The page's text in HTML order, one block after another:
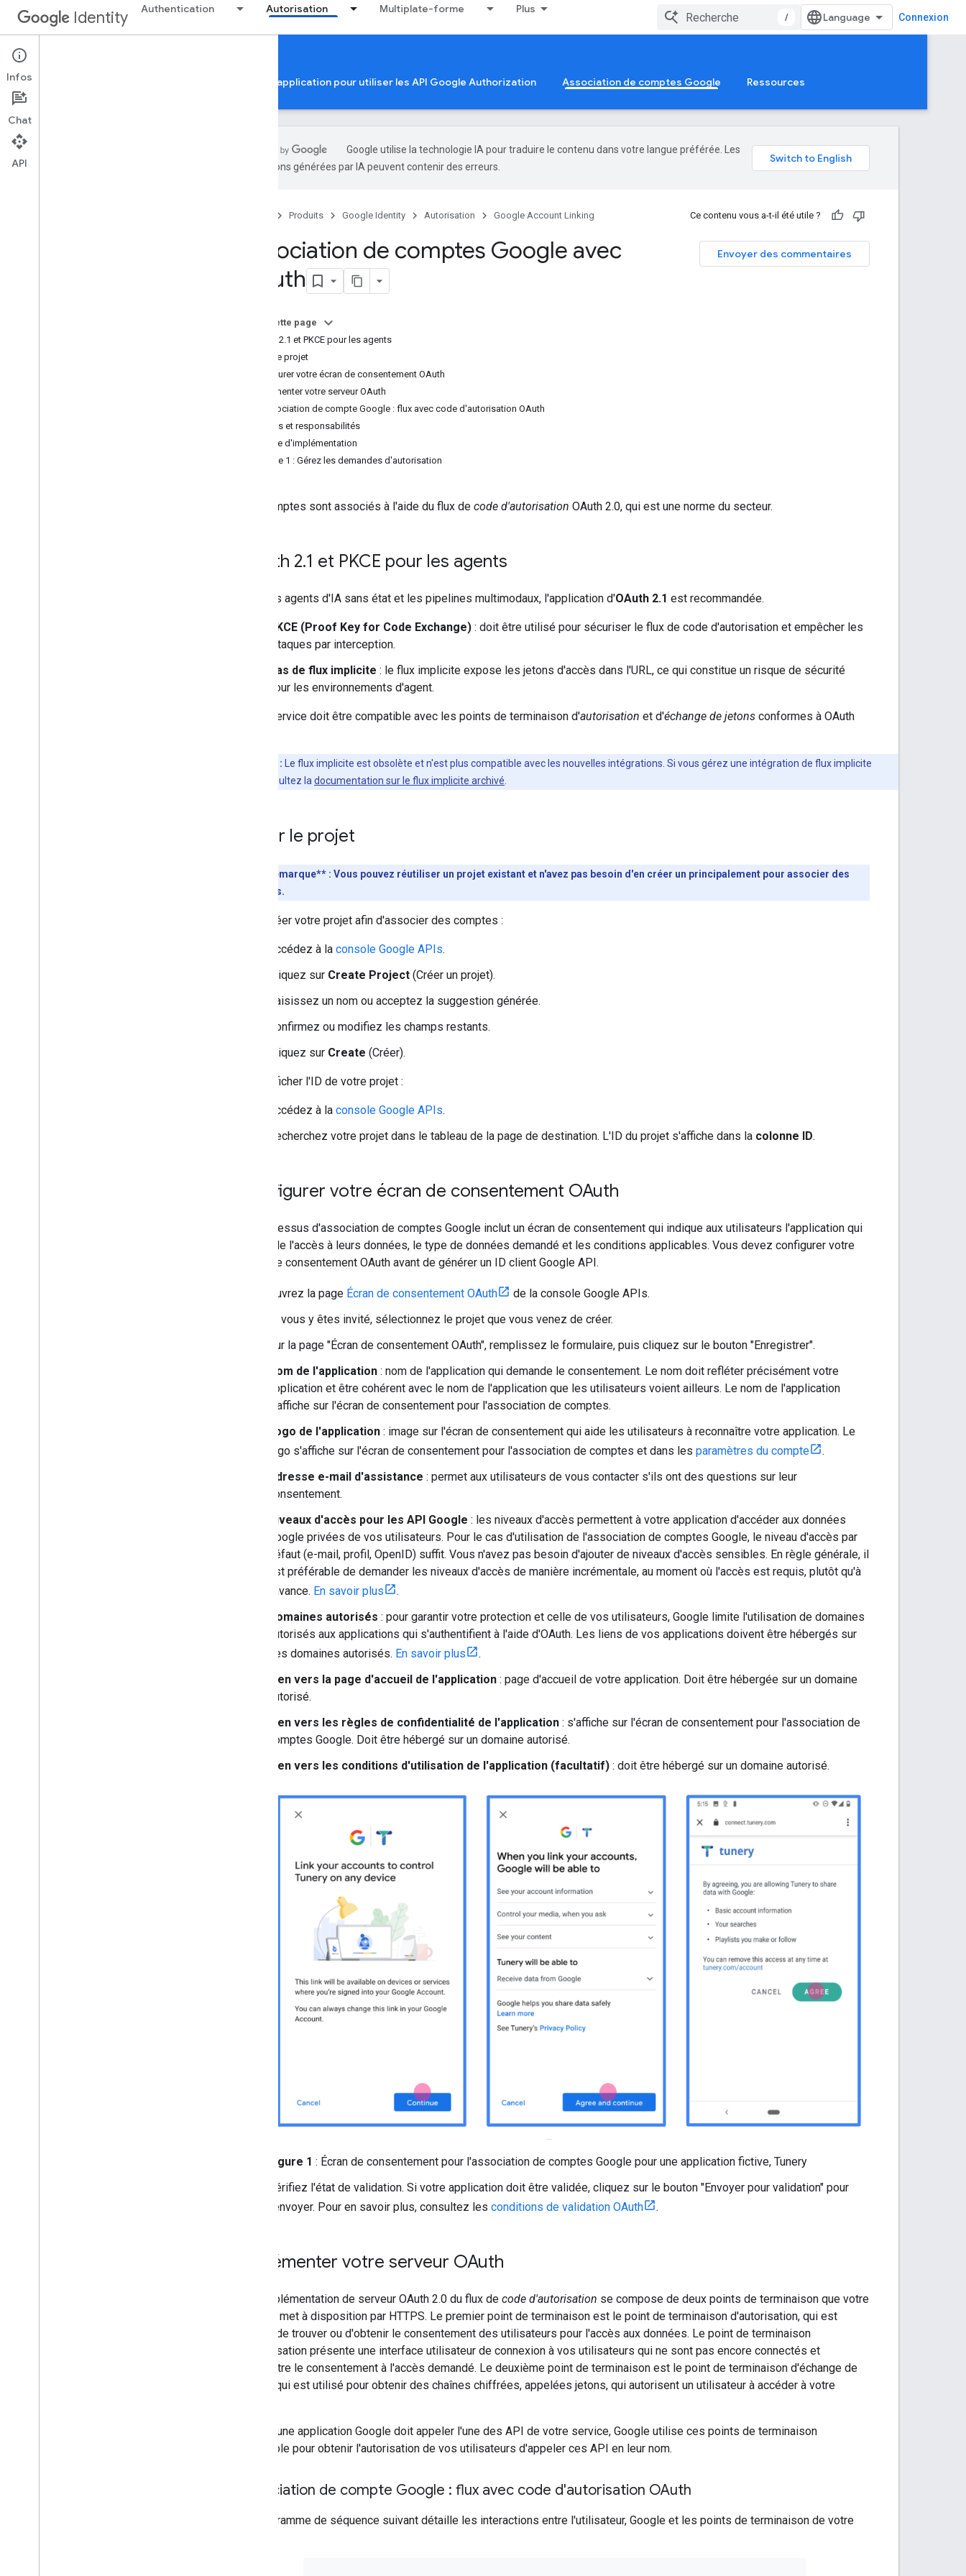
Identity Authentication Autorisation Multiplate-forme Plus
/ Connexion
Google Account Linking
Autorisation du compte Google Vérification de l'application pour utiliser les API Google Authorization Association de comptes Google Ressources
Google utilise la technologie IA pour traduire le contenu dans votre langue préférée. Les
traductions générées par IA peuvent contenir des erreurs.
Produits Google Identity Autorisation Google Account Linking Ce contenu vous a-t-il été utile ?
Envoyer des commentaires
Association de comptes Google avec
OAuth
Sur cette page
OAuth 2.1 et PKCE pour les agents
Créer le projet
Configurer votre écran de consentement OAuth
Implémenter votre serveur OAuth
Association de compte Google : flux avec code d'autorisation OAuth
Rôles et responsabilités
Recette d'implémentation
Étape 1 : Gérez les demandes d'autorisation
Les comptes sont associés à l'aide du flux de code d'autorisation OAuth 2.0, qui est une norme du secteur.
OAuth 2.1 et PKCE pour les agents
Pour les agents d'IA sans état et les pipelines multimodaux, l'application d'OAuth 2.1 est recommandée.
PKCE (Proof Key for Code Exchange) : doit être utilisé pour sécuriser le flux de code d'autorisation et empêcher les
attaques par interception.
Pas de flux implicite : le flux implicite expose les jetons d'accès dans l'URL, ce qui constitue un risque de sécurité
pour les environnements d'agent.
Votre service doit être compatible avec les points de terminaison d'autorisation et d'échange de jetons conformes à OAuth
Remarque : Le flux implicite est obsolète et n'est plus compatible avec les nouvelles intégrations. Si vous gérez une intégration de flux implicite
existante, consultez la documentation sur le flux implicite archivé
Créer le projet
**Remarque** : Vous pouvez réutiliser un projet existant et n'avez pas besoin d'en créer un principalement pour associer des
comptes.
Pour créer votre projet afin d'associer des comptes :
Accédez à la console Google APIs.
Cliquez sur Create Project (Créer un projet).
Saisissez un nom ou acceptez la suggestion générée.
Confirmez ou modifiez les champs restants.
Cliquez sur Create (Créer).
Pour afficher l'ID de votre projet :
Accédez à la console Google APIs.
Recherchez votre projet dans le tableau de la page de destination. L'ID du projet s'affiche dans la colonne ID.
Configurer votre écran de consentement OAuth
Le processus d'association de comptes Google inclut un écran de consentement qui indique aux utilisateurs l'application qui
demande l'accès à leurs données, le type de données demandé et les conditions applicables. Vous devez configurer votre
écran de consentement OAuth avant de générer un ID client Google API.
Ouvrez la page Écran de consentement OAuth
de la console Google APIs.
Si vous y êtes invité, sélectionnez le projet que vous venez de créer.
Sur la page "Écran de consentement OAuth", remplissez le formulaire, puis cliquez sur le bouton "Enregistrer".
Nom de l'application : nom de l'application qui demande le consentement. Le nom doit refléter précisément votre
application et être cohérent avec le nom de l'application que les utilisateurs voient ailleurs. Le nom de l'application
s'affiche sur l'écran de consentement pour l'association de comptes.
Logo de l'application : image sur l'écran de consentement qui aide les utilisateurs à reconnaître votre application. Le
logo s'affiche sur l'écran de consentement pour l'association de comptes et dans les paramètres du compte
.
Adresse e-mail d'assistance : permet aux utilisateurs de vous contacter s'ils ont des questions sur leur
consentement.
Niveaux d'accès pour les API Google : les niveaux d'accès permettent à votre application d'accéder aux données
Google privées de vos utilisateurs. Pour le cas d'utilisation de l'association de comptes Google, le niveau d'accès par
défaut (e-mail, profil, OpenID) suffit. Vous n'avez pas besoin d'ajouter de niveaux d'accès sensibles. En règle générale, il
est préférable de demander les niveaux d'accès de manière incrémentale, au moment où l'accès est requis, plutôt qu'à
l'avance. En savoir plus
.
Domaines autorisés : pour garantir votre protection et celle de vos utilisateurs, Google limite l'utilisation de domaines
autorisés aux applications qui s'authentifient à l'aide d'OAuth. Les liens de vos applications doivent être hébergés sur
des domaines autorisés. En savoir plus
.
Lien vers la page d'accueil de l'application : page d'accueil de votre application. Doit être hébergée sur un domaine
autorisé.
Lien vers les règles de confidentialité de l'application : s'affiche sur l'écran de consentement pour l'association de
comptes Google. Doit être hébergé sur un domaine autorisé.
Lien vers les conditions d'utilisation de l'application (facultatif) : doit être hébergé sur un domaine autorisé.
Figure 1 : Écran de consentement pour l'association de comptes Google pour une application fictive, Tunery
Vérifiez l'état de validation. Si votre application doit être validée, cliquez sur le bouton "Envoyer pour validation" pour
l'envoyer. Pour en savoir plus, consultez les conditions de validation OAuth .
Implémenter votre serveur OAuth
Une implémentation de serveur OAuth 2.0 du flux de code d'autorisation se compose de deux points de terminaison que votre
service met à disposition par HTTPS. Le premier point de terminaison est le point de terminaison d'autorisation, qui est
chargé de trouver ou d'obtenir le consentement des utilisateurs pour l'accès aux données. Le point de terminaison
d'autorisation présente une interface utilisateur de connexion à vos utilisateurs qui ne sont pas encore connectés et
enregistre le consentement à l'accès demandé. Le deuxième point de terminaison est le point de terminaison d'échange de
jetons, qui est utilisé pour obtenir des chaînes chiffrées, appelées jetons, qui autorisent un utilisateur à accéder à votre
Lorsqu'une application Google doit appeler l'une des API de votre service, Google utilise ces points de terminaison
ensemble pour obtenir l'autorisation de vos utilisateurs d'appeler ces API en leur nom.
Association de compte Google : flux avec code d'autorisation OAuth
Le diagramme de séquence suivant détaille les interactions entre l'utilisateur, Google et les points de terminaison de votre
Infos
Chat
API